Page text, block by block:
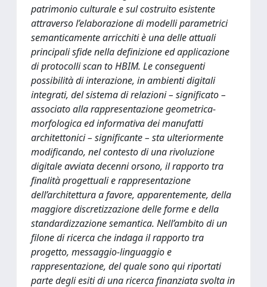
patrimonio culturale e sul costruito esistente
attraverso l’elaborazione di modelli parametrici
semanticamente arricchiti è una delle attuali
principali sfide nella definizione ed applicazione
di protocolli scan to HBIM. Le conseguenti
possibilità di interazione, in ambienti digitali
integrati, del sistema di relazioni – significato –
associato alla rappresentazione geometrica-
morfologica ed informativa dei manufatti
architettonici – significante – sta ulteriormente
modificando, nel contesto di una rivoluzione
digitale avviata decenni orsono, il rapporto tra
finalità progettuali e rappresentazione
dell’architettura a favore, apparentemente, della
maggiore discretizzazione delle forme e della
standardizzazione semantica. Nell’ambito di un
filone di ricerca che indaga il rapporto tra
progetto, messaggio-linguaggio e
rappresentazione, del quale sono qui riportati
parte degli esiti di una ricerca finanziata svolta in